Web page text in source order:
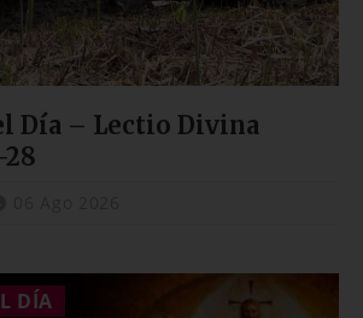
Día – Lectio Divina
28
DÍA